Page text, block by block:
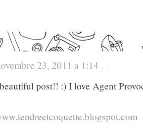
23, 2011 a 1:14 . .
post!! :) I love Agent